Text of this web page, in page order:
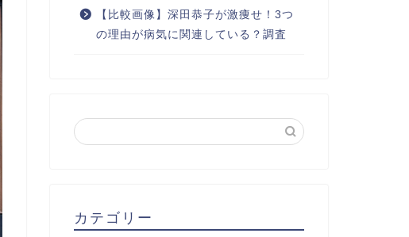
【比較画像】深田恭子が激痩せ！3つ
の理由が病気に関連している？調査
カテゴリー